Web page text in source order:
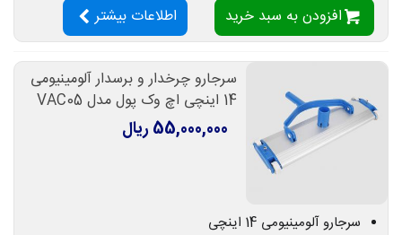
افزودن به سبد خرید اطلاعات بیشتر
سرجارو چرخدار و برسدار آلومینیومی
14 اینچی اچ وک پول مدل VAC05
55,000,000 ریال
سرجارو آلومینیومی 14 اینچی